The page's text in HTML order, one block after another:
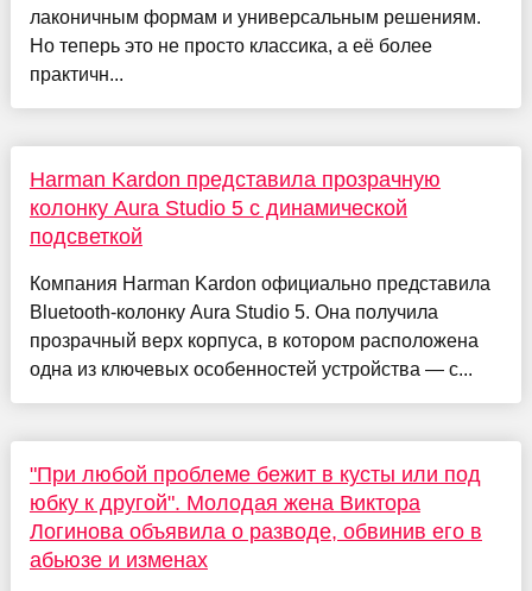
лаконичным формам и универсальным решениям.
Но теперь это не просто классика, а её более
практичн...
Harman Kardon представила прозрачную
колонку Aura Studio 5 с динамической
подсветкой
Компания Harman Kardon официально представила
Bluetooth-колонку Aura Studio 5. Она получила
прозрачный верх корпуса, в котором расположена
одна из ключевых особенностей устройства — с...
"При любой проблеме бежит в кусты или под
юбку к другой". Молодая жена Виктора
Логинова объявила о разводе, обвинив его в
абьюзе и изменах